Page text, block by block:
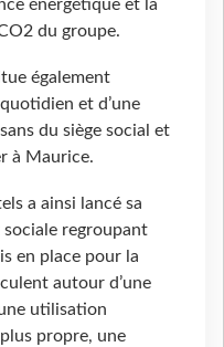
énergétique et la
du groupe.
également
et d’une
du siège social et
à Maurice.
a ainsi lancé sa
regroupant
en place pour la
autour d’une
utilisation
propre, une